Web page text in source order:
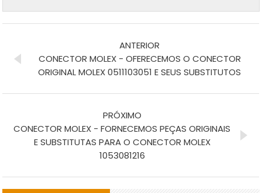
ANTERIOR
CONECTOR MOLEX - OFERECEMOS O CONECTOR
ORIGINAL MOLEX 0511103051 E SEUS SUBSTITUTOS
PRÓXIMO
CONECTOR MOLEX - FORNECEMOS PEÇAS ORIGINAIS
E SUBSTITUTAS PARA O CONECTOR MOLEX
1053081216